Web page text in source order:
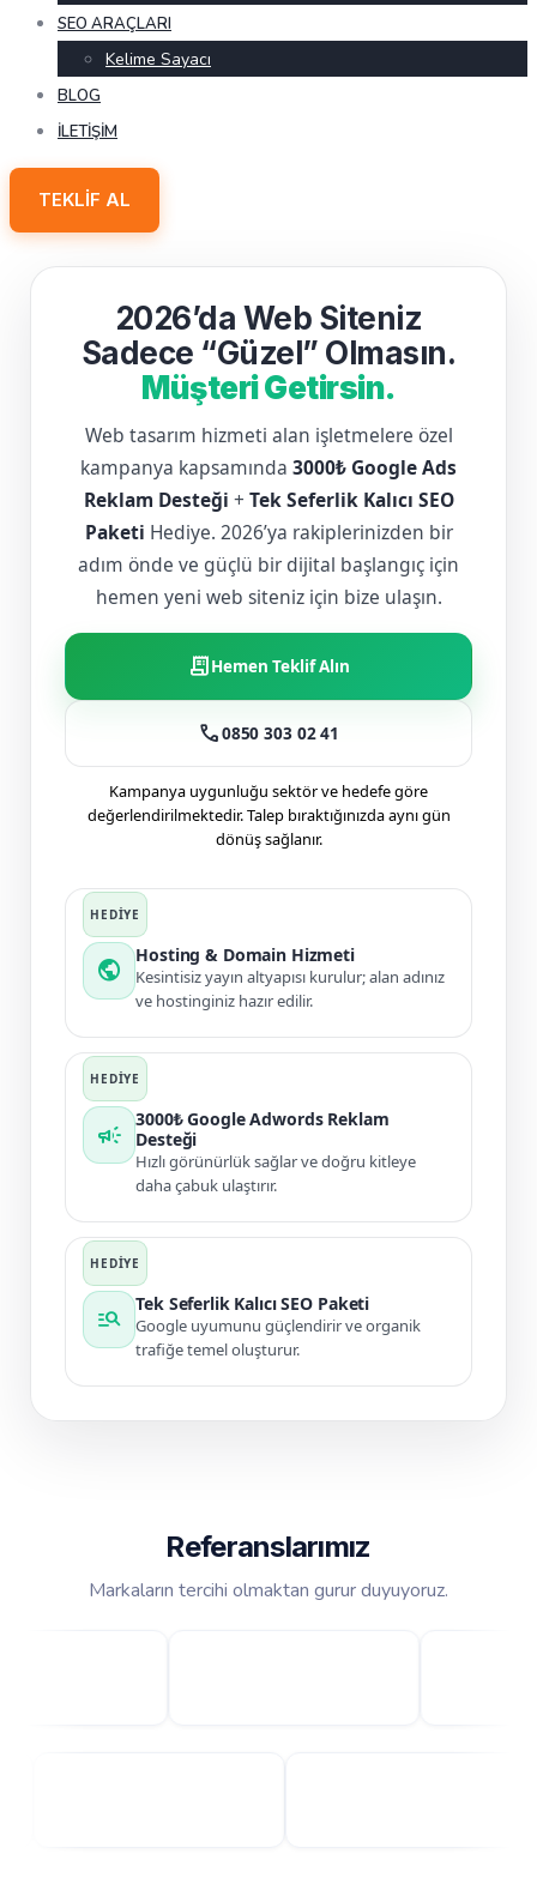
SEO ARAÇLARI
Kelime Sayacı
BLOG
İLETIŞIM
TEKLIF AL
2026’da Web Siteniz
Sadece “Güzel” Olmasın.
Müşteri Getirsin.
Web tasarım hizmeti alan işletmelere özel
kampanya kapsamında 3000₺ Google Ads
Reklam Desteği + Tek Seferlik Kalıcı SEO
Paketi Hediye. 2026’ya rakiplerinizden bir
adım önde ve güçlü bir dijital başlangıç için
hemen yeni web siteniz için bize ulaşın.
receipt_longHemen Teklif Alın
call0850 303 02 41
Kampanya uygunluğu sektör ve hedefe göre
değerlendirilmektedir. Talep bıraktığınızda aynı gün
dönüş sağlanır.
public
Hosting & Domain Hizmeti
Kesintisiz yayın altyapısı kurulur; alan adınız
ve hostinginiz hazır edilir.
campaign
3000₺ Google Adwords Reklam
Desteği
Hızlı görünürlük sağlar ve doğru kitleye
daha çabuk ulaştırır.
manage_search
Tek Seferlik Kalıcı SEO Paketi
Google uyumunu güçlendirir ve organik
trafiğe temel oluşturur.
Referanslarımız
Markaların tercihi olmaktan gurur duyuyoruz.